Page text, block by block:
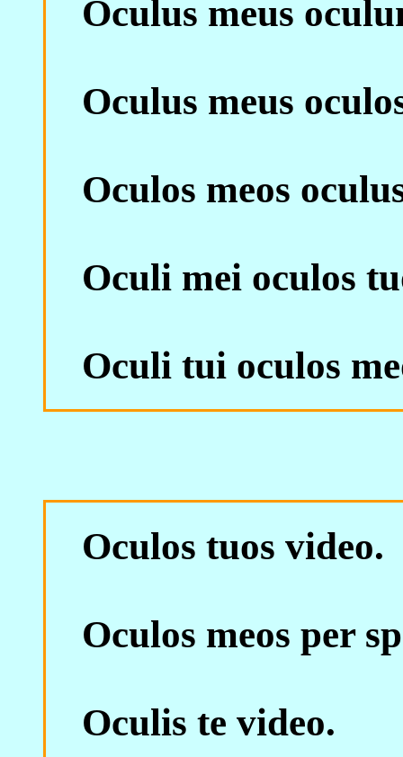
Oculus meus
Oculus meus
Oculos meos
Oculi mei oculos
Oculi tui oculos
Oculos tuos video.
Oculos meos per
Oculis te video.